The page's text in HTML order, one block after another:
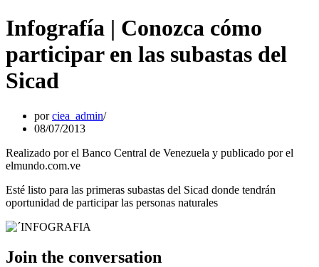
Infografía | Conozca cómo
participar en las subastas del
Sicad
porciea_admin
08/07/2013
Realizado por el Banco Central de Venezuela y publicado por el
elmundo.com.ve
Esté listo para las primeras subastas del Sicad donde tendrán
oportunidad de participar las personas naturales
Join the conversation